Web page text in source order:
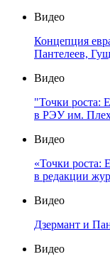
Видео
Концепция
Пантелеев,
Видео
"Точки роста:
в РЭУ им.
Видео
«Точки роста:
в редакции
Видео
Дзермант и
Видео